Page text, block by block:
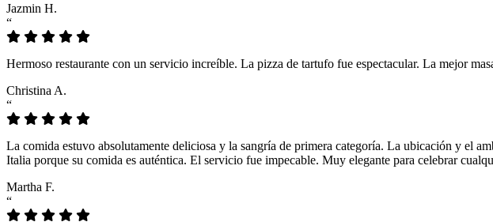
Jazmin H.
“
Hermoso restaurante con un servicio increíble. La pizza de tartufo fue espectacular. La mejor
Christina A.
“
La comida estuvo absolutamente deliciosa y la sangría de primera categoría. La ubicación y el
Italia porque su comida es auténtica. El servicio fue impecable. Muy elegante para celebrar
Martha F.
“